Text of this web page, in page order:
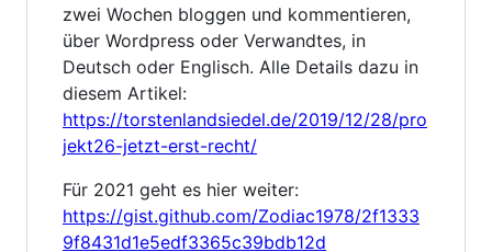
zwei Wochen bloggen und kommentieren,
über Wordpress oder Verwandtes, in
Deutsch oder Englisch. Alle Details dazu in
diesem Artikel:
https://torstenlandsiedel.de/2019/12/28/pro
jekt26-jetzt-erst-recht/
Für 2021 geht es hier weiter:
https://gist.github.com/Zodiac1978/2f1333
9f8431d1e5edf3365c39bdb12d